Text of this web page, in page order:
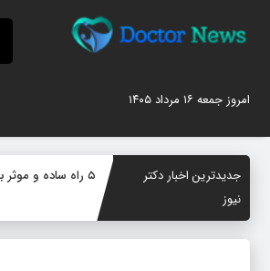
امروز جمعه ۱۶ مرداد ۱۴۰۵
جدیدترین اخبار دکتر
نیوز
۵ راه ساده و موثر برای افزایش گردش خون در بدن؛ چگونه جریان خون را بهبود دهیم؟